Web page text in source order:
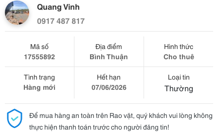
Quang Vinh
0917 487 817
Mã số
17555892
Địa điểm
Bình Thuận
Hình thức
Cho thuê
Tình trạng
Hàng mới
Hết hạn
07/06/2026
Loại tin
Thường
Để mua hàng an toàn trên Rao vặt, quý khách vui lòng không
thực hiện thanh toán trước cho người đăng tin!